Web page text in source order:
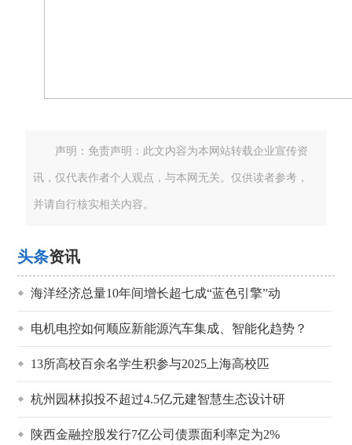
声明：免责声明：此文内容为本网站转载企业宣传资
讯，仅代表作者个人观点，与本网无关。仅供读者参考，
并请自行核实相关内容。
头条资讯
海洋经济总量10年间增长超七成“蓝色引擎”动
电机电控如何顺应新能源汽车集成、智能化趋势？
13所高校百余名学生积参与2025上海高校匹
杭州园林拟投不超过4.5亿元建智慧生态设计研
陕西金融控股发行7亿公司债票面利率定为2%